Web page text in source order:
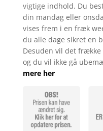
vigtige indhold. Du
din mandag eller
vises frem i en fræk
du alle dage sikret en
Desuden vil det
og du vil ikke gå
mere her